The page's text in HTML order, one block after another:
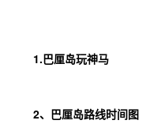
1.巴厘岛玩神马
2、巴厘岛路线时间图